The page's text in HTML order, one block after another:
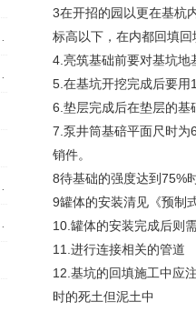
3在开招的园以更在基杭
标高以下，在内都回填
4.亮筑基础前要对基坑地
5.在基坑开挖完成后要
6.垫层完成后在垫层的
7.泵井筒基碚平面尺时
销件。
8待基础的强度达到75%
9罐体的安装清见《预制
10.罐体的安装完成后则
11.进行连接相关的管道
12.基坑的回填施工中应
时的死土但泥土中